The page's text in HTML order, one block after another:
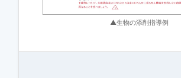
▲生物の添削指導例